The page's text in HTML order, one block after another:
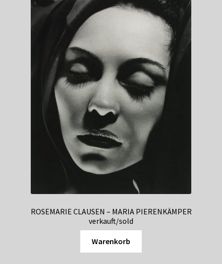
ROSEMARIE CLAUSEN – MARIA PIERENKÄMPER
verkauft/sold
Warenkorb